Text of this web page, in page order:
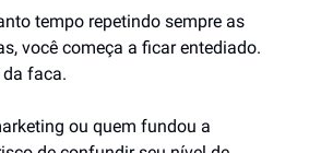
tempo repetindo sempre as
você começa a ficar entediado.
da faca.
ou quem fundou a